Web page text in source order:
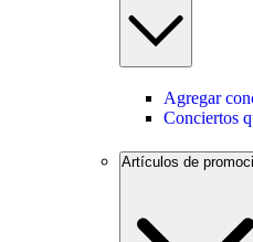
Agregar
Conciertos
Artículos de